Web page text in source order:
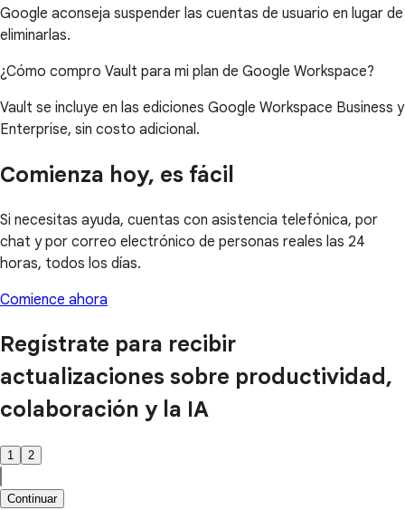
Google aconseja suspender las cuentas de usuario en lugar de
eliminarlas.
¿Cómo compro Vault para mi plan de Google Workspace?
Vault se incluye en las ediciones Google Workspace Business y
Enterprise, sin costo adicional.
Comienza hoy, es fácil
Si necesitas ayuda, cuentas con asistencia telefónica, por
chat y por correo electrónico de personas reales las 24
horas, todos los días.
Comience ahora
Regístrate para recibir
actualizaciones sobre productividad,
colaboración y la IA
1 2
Continuar